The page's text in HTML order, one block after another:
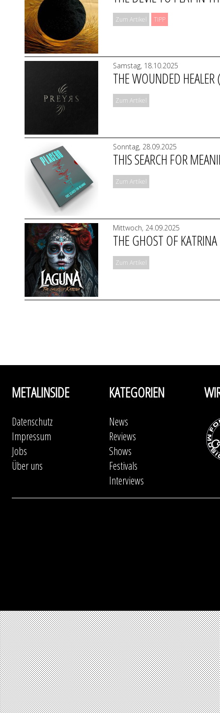
Zum Artikel TIPP
Samstag, 18.10.2025
THE WOUNDED HEALER
Zum Artikel
Sonntag, 28.09.2025
THIS SEARCH FOR
Zum Artikel
Mittwoch, 24.09.2025
THE GHOST OF
Zum Artikel
METALINSIDE
Datenschutz
Impressum
Jobs
Über uns
KATEGORIEN
News
Reviews
Shows
Festivals
Interviews